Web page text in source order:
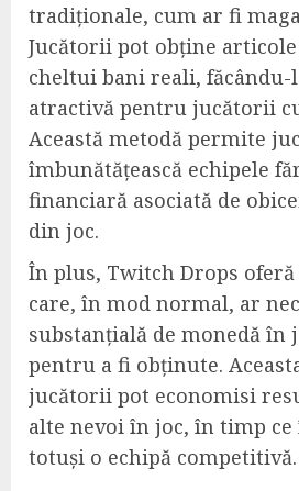
tradiționale, cum ar fi
Jucătorii pot obține
cheltui bani reali, făcându-
atractivă pentru jucătorii
Această metodă permite
îmbunătățească echipele
financiară asociată de
din joc.
În plus, Twitch Drops oferă
care, în mod normal, ar
substanțială de monedă în
pentru a fi obținute.
jucătorii pot economisi
alte nevoi în joc, în timp
totuși o echipă competitivă.